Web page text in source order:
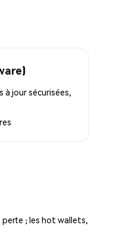
jour sécurisées,
; les hot wallets,